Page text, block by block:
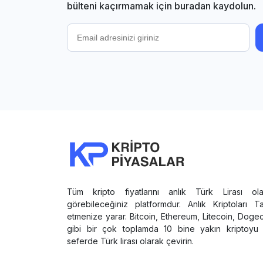
bülteni kaçırmamak için buradan kaydolun.
Tüm kripto fiyatlarını anlık Türk Lirası
görebileceğiniz platformdur. Anlık Kriptoları
etmenize yarar. Bitcoin, Ethereum, Litecoin,
gibi bir çok toplamda 10 bine yakın kriptoyu
seferde Türk lirası olarak çevirin.